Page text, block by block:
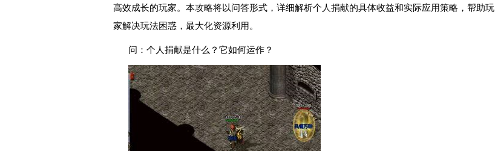
高效成长的玩家。本攻略将以问答形式，详细解析个人捐献的具体收益和实际应用策略，帮助玩
家解决玩法困惑，最大化资源利用。
问：个人捐献是什么？它如何运作？